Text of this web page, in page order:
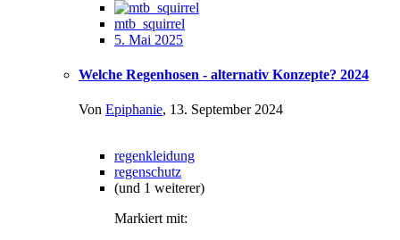
mtb_squirrel
5. Mai 2025
Welche Regenhosen - alternativ Konzepte? 2024
Von Epiphanie, 13. September 2024
regenkleidung
regenschutz
(und 1 weiterer)
Markiert mit: